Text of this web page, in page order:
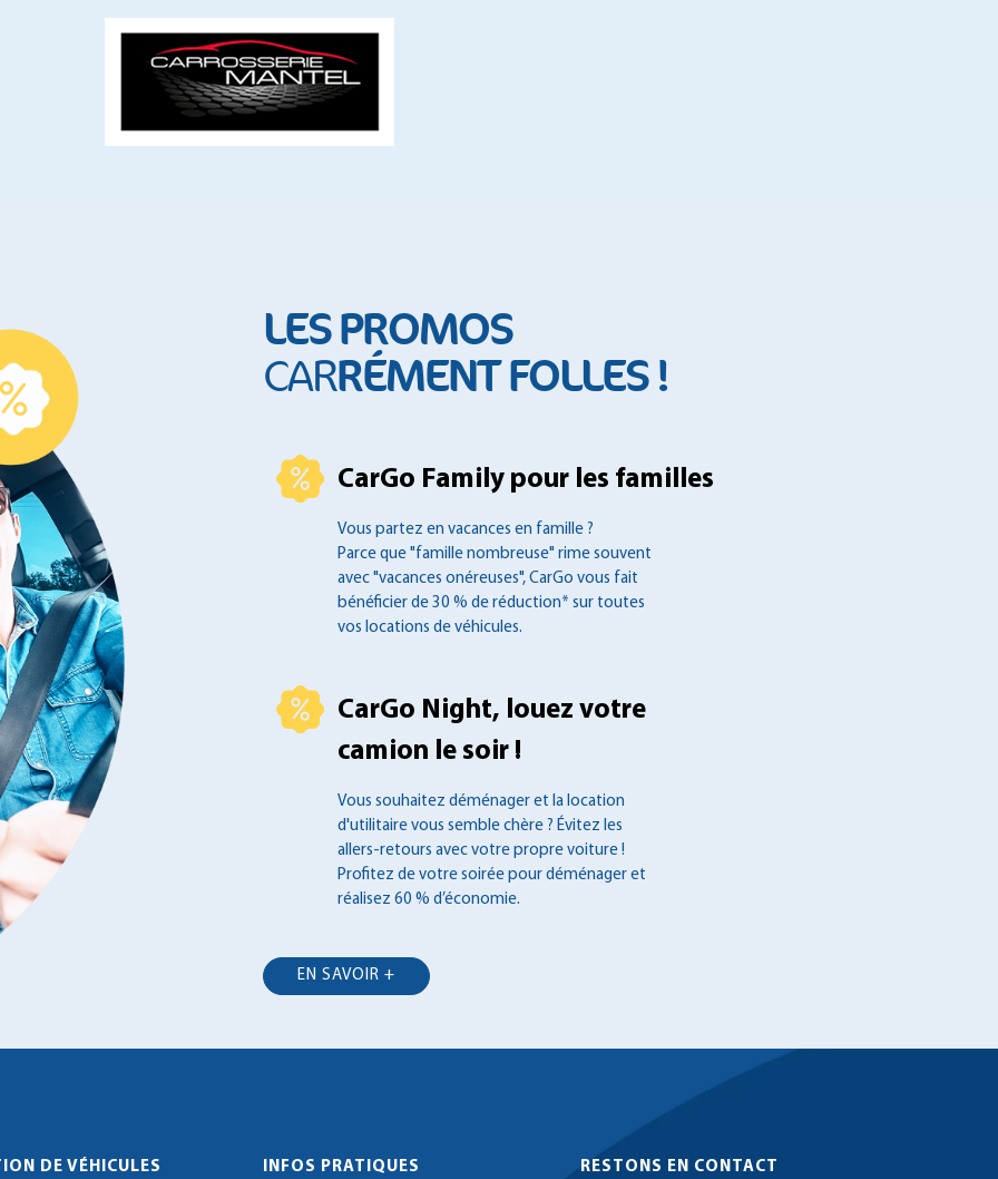
LES PROMOS
CARRÉMENT FOLLES !
CarGo Family pour les familles
Vous partez en vacances en famille ?
Parce que "famille nombreuse" rime souvent
avec "vacances onéreuses", CarGo vous fait
bénéficier de 30 % de réduction* sur toutes
vos locations de véhicules.
CarGo Night, louez votre
camion le soir !
Vous souhaitez déménager et la location
d'utilitaire vous semble chère ? Évitez les
allers-retours avec votre propre voiture !
Profitez de votre soirée pour déménager et
réalisez 60 % d’économie.
EN SAVOIR +
DE VÉHICULES INFOS PRATIQUES RESTONS EN CONTACT